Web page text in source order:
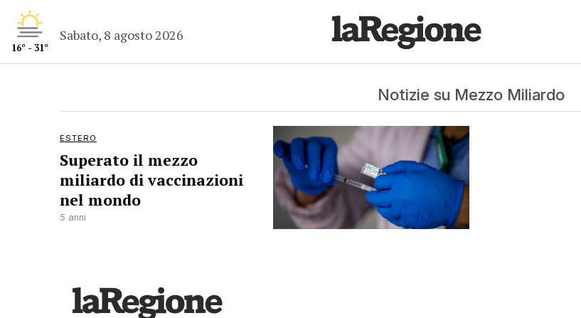
16° - 31°
Sabato, 8 agosto 2026
Notizie su Mezzo Miliardo
ESTERO
Superato il mezzo
miliardo di vaccinazioni
nel mondo
5 anni